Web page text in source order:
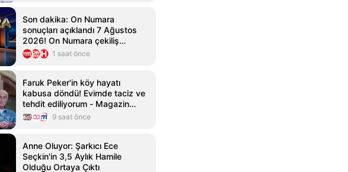
Son dakika: On Numara
sonuçları açıklandı 7 Ağustos
2026! On Numara çekiliş
sonucu sorgulama ekranı
1 saat önce
Faruk Peker'in köy hayatı
kabusa döndü! Evimde taciz ve
tehdit ediliyorum - Magazin
Haber - HT Magazin
9 saat önce
Anne Oluyor: Şarkıcı Ece
Seçkin'in 3,5 Aylık Hamile
Olduğu Ortaya Çıktı